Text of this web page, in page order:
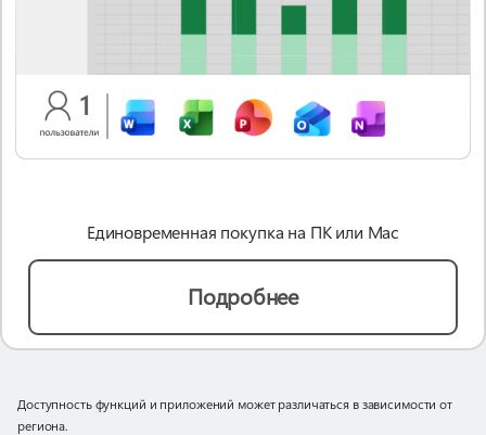
Единовременная покупка на ПК или Mac
Подробнее
Доступность функций и приложений может различаться в зависимости от
региона.